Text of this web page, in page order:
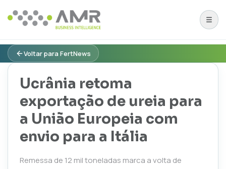
Voltar para FertNews
Ucrânia retoma
exportação de ureia para
a União Europeia com
envio para a Itália
Remessa de 12 mil toneladas marca a volta de